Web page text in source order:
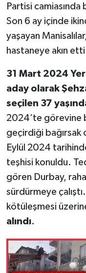
Partisi
Son 6 ay içinde
yaşayan
hastaneye akın
31 Mart 2024
aday olarak
seçilen 37
2024’te görevine
geçirdiği bağırsak
Eylül 2024
teşhisi konuldu.
gören Durbay,
sürdürmeye
kötüleşmesi
alındı.